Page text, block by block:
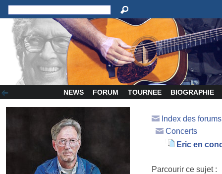
NEWS FORUM TOURNEE BIOGRAPHIE
Index des
Concerts
Eric en
Parcourir ce sujet